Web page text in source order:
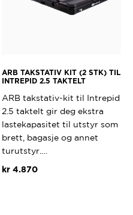
ARB TAKSTATIV KIT (2 STK) TIL
INTREPID 2.5 TAKTELT
ARB takstativ-kit til Intrepid
2.5 taktelt gir deg ekstra
lastekapasitet til utstyr som
brett, bagasje og annet
turutstyr.…
kr 4.870